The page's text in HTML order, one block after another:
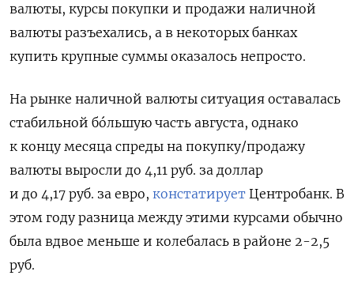
валюты, курсы покупки и продажи наличной
валюты разъехались, а в некоторых банках
купить крупные суммы оказалось непросто.
На рынке наличной валюты ситуация оставалась
стабильной бóльшую часть августа, однако
к концу месяца спреды на покупку/продажу
валюты выросли до 4,11 руб. за доллар
и до 4,17 руб. за евро, констатирует Центробанк. В
этом году разница между этими курсами обычно
была вдвое меньше и колебалась в районе 2-2,5
руб.